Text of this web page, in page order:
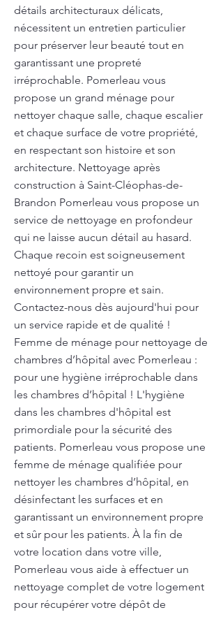
détails architecturaux délicats,
nécessitent un entretien particulier
pour préserver leur beauté tout en
garantissant une propreté
irréprochable. Pomerleau vous
propose un grand ménage pour
nettoyer chaque salle, chaque escalier
et chaque surface de votre propriété,
en respectant son histoire et son
architecture. Nettoyage après
construction à Saint-Cléophas-de-
Brandon Pomerleau vous propose un
service de nettoyage en profondeur
qui ne laisse aucun détail au hasard.
Chaque recoin est soigneusement
nettoyé pour garantir un
environnement propre et sain.
Contactez-nous dès aujourd'hui pour
un service rapide et de qualité !
Femme de ménage pour nettoyage de
chambres d’hôpital avec Pomerleau :
pour une hygiène irréprochable dans
les chambres d’hôpital ! L'hygiène
dans les chambres d'hôpital est
primordiale pour la sécurité des
patients. Pomerleau vous propose une
femme de ménage qualifiée pour
nettoyer les chambres d’hôpital, en
désinfectant les surfaces et en
garantissant un environnement propre
et sûr pour les patients. À la fin de
votre location dans votre ville,
Pomerleau vous aide à effectuer un
nettoyage complet de votre logement
pour récupérer votre dépôt de